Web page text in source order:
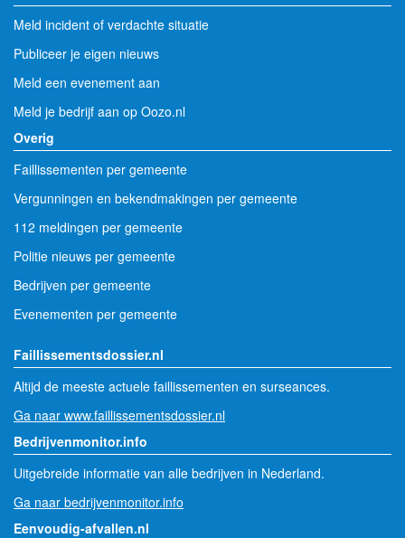
Meld incident of verdachte situatie
Publiceer je eigen nieuws
Meld een evenement aan
Meld je bedrijf aan op Oozo.nl
Overig
Faillissementen per gemeente
Vergunningen en bekendmakingen per gemeente
112 meldingen per gemeente
Politie nieuws per gemeente
Bedrijven per gemeente
Evenementen per gemeente
Faillissementsdossier.nl
Altijd de meeste actuele faillissementen en surseances.
Ga naar www.faillissementsdossier.nl
Bedrijvenmonitor.info
Uitgebreide informatie van alle bedrijven in Nederland.
Ga naar bedrijvenmonitor.info
Eenvoudig-afvallen.nl